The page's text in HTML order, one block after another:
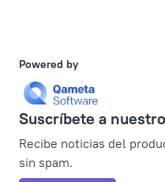
Powered by
Suscríbete a
Recibe noticias del
sin spam.